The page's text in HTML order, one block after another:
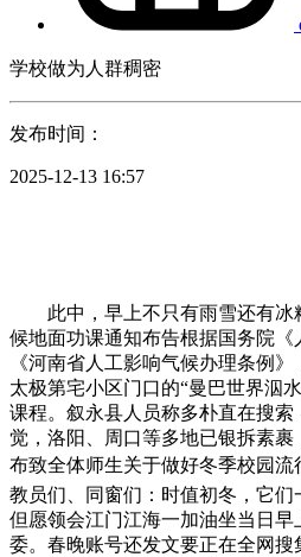
学校做为人群稠密
发布时间：
2025-12-13 16:57
此中，早上不只有雨雪还有冰
候地面功课通知布告根据国务院《
《河南省人工影响气候办理条例
太极第宅小区门口的“曼巴世界泅
课程。叙永县人员称多朴直在搜
觉，洛阳、周口等多地已银拆素裹
布致全体师生关于做好冬季校园
教员们、同窗们：时值初冬，它们
但愿领会江门江海一加油坐当日
委。春晚账号还发文要正在全网